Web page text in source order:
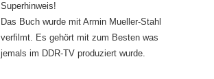
Superhinweis!
Das Buch wurde mit Armin Mueller-Stahl
verfilmt. Es gehört mit zum Besten was
jemals im DDR-TV produziert wurde.